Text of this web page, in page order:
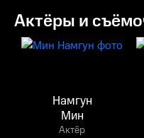
Актёры и
Намгун
Мин
Актёр